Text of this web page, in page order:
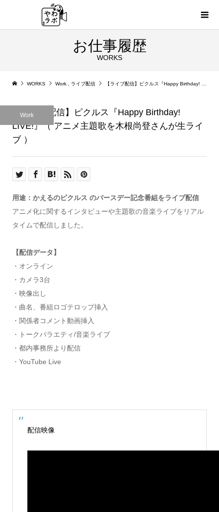
お仕事履歴
WORKS
WORKS Work ライブ配信 【ライブ配信】ピクルス『Happy Birthday! LIVE!』（ アニメ主題歌を木根尚登さんが生ライブ ）
Work
【ライブ配信】ピクルス『Happy Birthday!
LIVE!』（ アニメ主題歌を木根尚登さんが生ライ
ブ ）
用途：かえるのピクルス のバースデー記念番組をライブ配信
アニメ化に関するインタビューや主題歌の音楽ライブをリアル
タイムで配信しました。
【配信データ】
・オンライン
・カメラ3台
・映像出し
・曲名、番組ロゴテロップ挿入
・関係者コメント動画挿入
・トークバラエティ/音楽ライブ
・都内事務所より配信
・YouTube Live
配信映像